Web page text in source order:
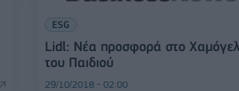
ESG
Lidl: Νέα προσφορά στο
του Παιδιού
29/10/2018 - 02:00